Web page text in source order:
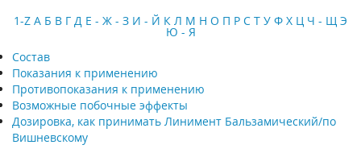
1-Z А Б В Г Д Е - Ж - З И - Й К Л М Н О П Р С Т У Ф Х Ц Ч - Щ Э
Ю - Я
Состав
Показания к применению
Противопоказания к применению
Возможные побочные эффекты
Дозировка, как принимать Линимент Бальзамический/по
Вишневскому